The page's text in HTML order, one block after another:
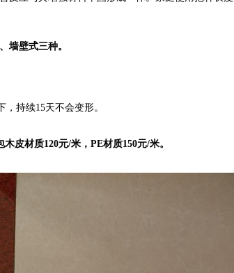
墙壁式三种。
持续15天不会变形。
木皮材质120元/米，PE材质150元/米。